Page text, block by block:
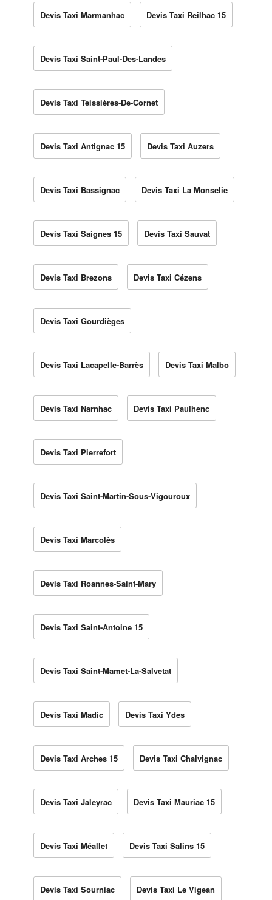
Devis Taxi Marmanhac Devis Taxi Reilhac 15
Devis Taxi Saint-Paul-Des-Landes
Devis Taxi Teissières-De-Cornet
Devis Taxi Antignac 15 Devis Taxi Auzers
Devis Taxi Bassignac Devis Taxi La Monselie
Devis Taxi Saignes 15 Devis Taxi Sauvat
Devis Taxi Brezons Devis Taxi Cézens
Devis Taxi Gourdièges
Devis Taxi Lacapelle-Barrès Devis Taxi Malbo
Devis Taxi Narnhac Devis Taxi Paulhenc
Devis Taxi Pierrefort
Devis Taxi Saint-Martin-Sous-Vigouroux
Devis Taxi Marcolès
Devis Taxi Roannes-Saint-Mary
Devis Taxi Saint-Antoine 15
Devis Taxi Saint-Mamet-La-Salvetat
Devis Taxi Madic Devis Taxi Ydes
Devis Taxi Arches 15 Devis Taxi Chalvignac
Devis Taxi Jaleyrac Devis Taxi Mauriac 15
Devis Taxi Méallet Devis Taxi Salins 15
Devis Taxi Sourniac Devis Taxi Le Vigean